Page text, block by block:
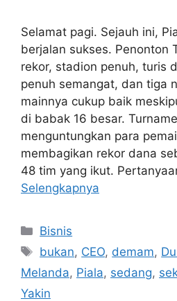
Selamat pagi. Sejauh ini,
berjalan sukses. Penonton
rekor, stadion penuh, turis
penuh semangat, dan tiga
mainnya cukup baik
di babak 16 besar.
menguntungkan para
membagikan rekor dana
48 tim yang ikut.
Selengkapnya
Kategori
Bisnis
Tag
bukan, CEO, demam,
Melanda, Piala, sedang,
Yakin